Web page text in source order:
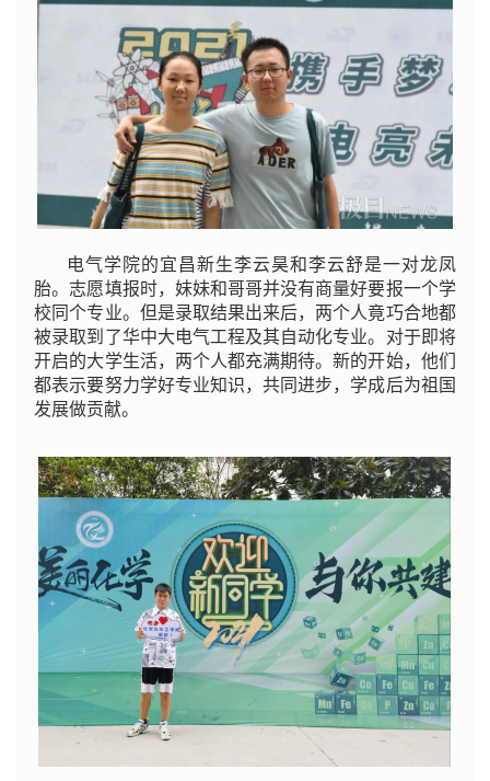
电气学院的宜昌新生李云昊和李云舒是一对龙凤
胎。志愿填报时，妹妹和哥哥并没有商量好要报一个学
校同个专业。但是录取结果出来后，两个人竟巧合地都
被录取到了华中大电气工程及其自动化专业。对于即将
开启的大学生活，两个人都充满期待。新的开始，他们
都表示要努力学好专业知识，共同进步，学成后为祖国
发展做贡献。